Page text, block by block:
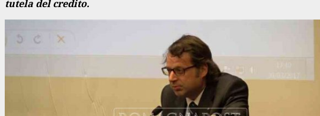
tutela del credito.